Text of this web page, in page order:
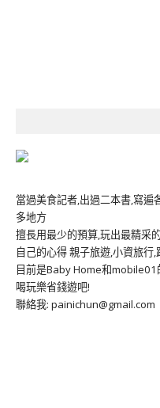
當過美食記者,出過二本書,寫遍
多地方
擅長用最少的預算,玩出最精采
自己的心得 親子旅遊,小資旅行
目前是Baby Home和mobile01
喝玩樂省錢遊吧!
聯絡我: painichun@gmail.com